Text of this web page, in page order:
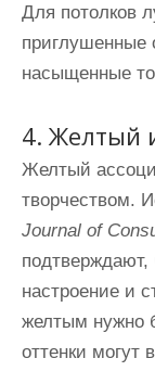
Для потолков
приглушенные
насыщенные
4. Желтый
Желтый
творчеством.
Journal of
настроение и
желтым нужно
оттенки могут